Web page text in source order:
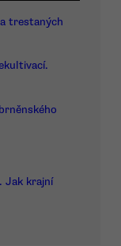
trestaných
Jak krajní